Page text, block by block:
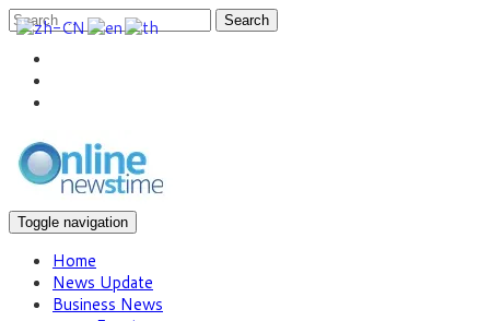
Search
Toggle navigation
Home
News Update
Business News